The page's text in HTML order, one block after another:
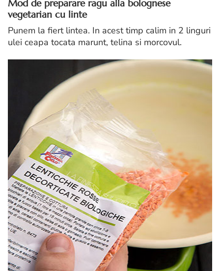
Mod de preparare ragu alla bolognese
vegetarian cu linte
Punem la fiert lintea. In acest timp calim in 2 linguri
ulei ceapa tocata marunt, telina si morcovul.